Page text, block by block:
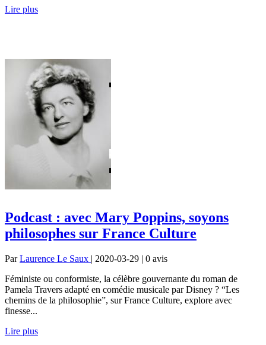
Lire plus
Podcast : avec Mary Poppins, soyons
philosophes sur France Culture
ParLaurence Le Saux | 2020-03-29 | 0 avis
Féministe ou conformiste, la célèbre gouvernante du roman de
Pamela Travers adapté en comédie musicale par Disney ? “Les
chemins de la philosophie”, sur France Culture, explore avec
finesse...
Lire plus